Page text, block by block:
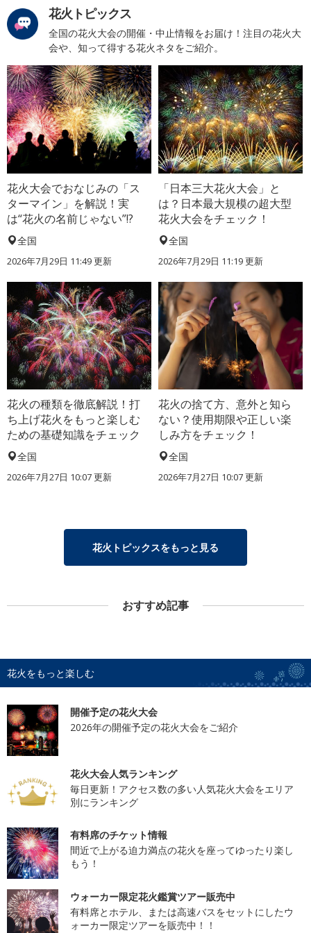
花火トピックス
全国の花火大会の開催・中止情報をお届け！注目の花火大
会や、知って得する花火ネタをご紹介。
花火大会でおなじみの「ス
ターマイン」を解説！実
は“花火の名前じゃない”!?
全国
2026年7月29日 11:49 更新
「日本三大花火大会」と
は？日本最大規模の超大型
花火大会をチェック！
全国
2026年7月29日 11:19 更新
花火の種類を徹底解説！打
ち上げ花火をもっと楽しむ
ための基礎知識をチェック
全国
2026年7月27日 10:07 更新
花火の捨て方、意外と知ら
ない？使用期限や正しい楽
しみ方をチェック！
全国
2026年7月27日 10:07 更新
花火トピックスをもっと見る
おすすめ記事
花火をもっと楽しむ
開催予定の花火大会
2026年の開催予定の花火大会をご紹介
花火大会人気ランキング
毎日更新！アクセス数の多い人気花火大会をエリア
別にランキング
有料席のチケット情報
間近で上がる迫力満点の花火を座ってゆったり楽し
もう！
ウォーカー限定花火鑑賞ツアー販売中
有料席とホテル、または高速バスをセットにしたウ
ォーカー限定ツアーを販売中！！